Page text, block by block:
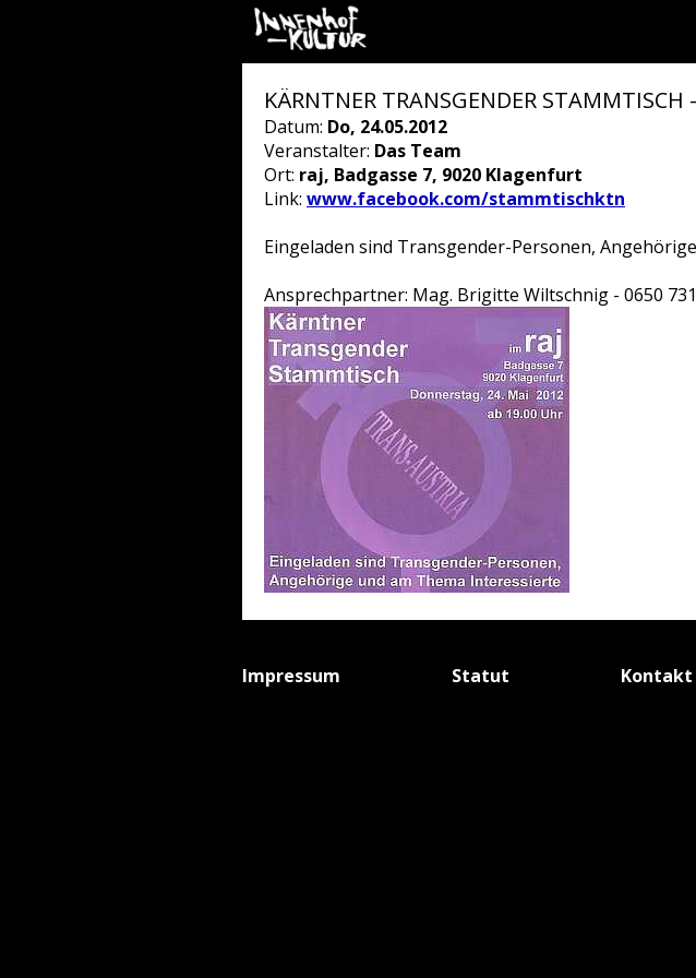
KÄRNTNER TRANSGENDER STAMMTISCH
Datum: Do, 24.05.2012
Veranstalter: Das Team
Ort: raj, Badgasse 7, 9020 Klagenfurt
Link: www.facebook.com/stammtischktn
Eingeladen sind Transgender-Personen,
Ansprechpartner: Mag. Brigitte Wiltschnig - 0650
Impressum Statut Kontakt